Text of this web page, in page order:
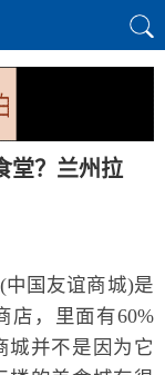
堂？兰州拉
中国友谊商城)是
店，里面有60%
城并不是因为它